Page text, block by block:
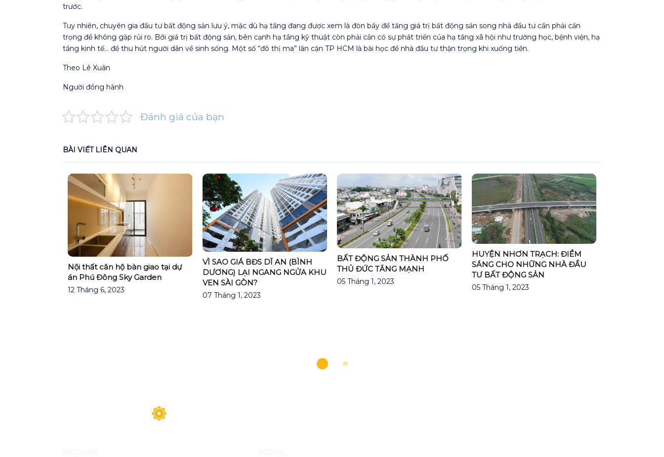
trước.
Tuy nhiên, chuyên gia đầu tư bất động sản lưu ý, mặc dù hạ tầng đang được xem là đòn bẩy để tăng giá trị bất động sản song nhà đầu tư cần phải cẩn
trọng để không gặp rủi ro. Bởi giá trị bất động sản, bên cạnh hạ tầng kỹ thuật còn phải cần có sự phát triển của hạ tầng xã hội như trường học, bệnh viện, hạ
tầng kinh tế… để thu hút người dân về sinh sống. Một số “đô thị ma” lân cận TP HCM là bài học để nhà đầu tư thận trọng khi xuống tiền.
Theo Lê Xuân
Người đồng hành
Đánh giá của bạn
BÀI VIẾT LIÊN QUAN
Nội thất căn hộ bàn giao tại dự
án Phú Đông Sky Garden
12 Tháng 6, 2023
VÌ SAO GIÁ BĐS DĨ AN (BÌNH
DƯƠNG) LẠI NGANG NGỬA KHU
VEN SÀI GÒN?
07 Tháng 1, 2023
BẤT ĐỘNG SẢN THÀNH PHỐ
THỦ ĐỨC TĂNG MẠNH
05 Tháng 1, 2023
HUYỆN NHƠN TRẠCH: ĐIỂM
SÁNG CHO NHỮNG NHÀ ĐẦU
TƯ BẤT ĐỘNG SẢN
05 Tháng 1, 2023